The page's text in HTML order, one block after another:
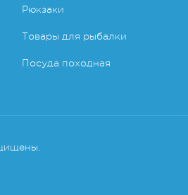
Рюкзаки
Товары для рыбалки
Посуда походная